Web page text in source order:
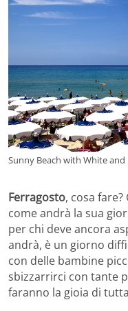
Sunny Beach with White
Ferragosto, cosa fare?
come andrà la sua
per chi deve ancora
andrà, è un giorno
con delle bambine
sbizzarrirci con tante
faranno la gioia di